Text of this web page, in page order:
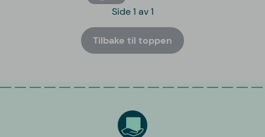
Side 1 av 1
Tilbake til toppen